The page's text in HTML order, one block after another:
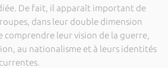
De fait, il apparaît important de
dans leur double dimension
comprendre leur vision de la guerre,
au nationalisme et à leurs identités